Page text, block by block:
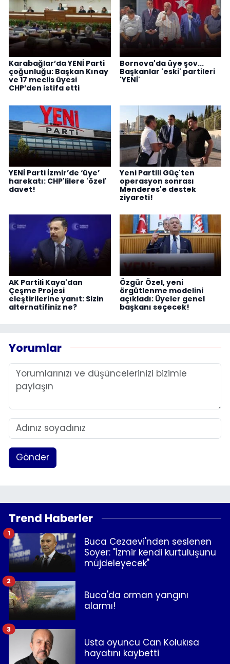
Karabağlar’da YENİ Parti
çoğunluğu: Başkan Kınay
ve 17 meclis üyesi
CHP’den istifa etti
Bornova'da üye şov...
Başkanlar 'eski' partileri
'YENİ'
YENİ Parti İzmir’de ‘üye’
harekatı: CHP'lilere 'özel'
davet!
Yeni Partili Güç'ten
operasyon sonrası
Menderes'e destek
ziyareti!
AK Partili Kaya'dan
Çeşme Projesi
eleştirilerine yanıt: Sizin
alternatifiniz ne?
Özgür Özel, yeni
örgütlenme modelini
açıkladı: Üyeler genel
başkanı seçecek!
Yorumlar
Gönder
Trend Haberler
Buca Cezaevi'nden seslenen
Soyer: "İzmir kendi kurtuluşunu
müjdeleyecek"
1
Buca'da orman yangını
alarmı!
2
Usta oyuncu Can Kolukısa
hayatını kaybetti
3